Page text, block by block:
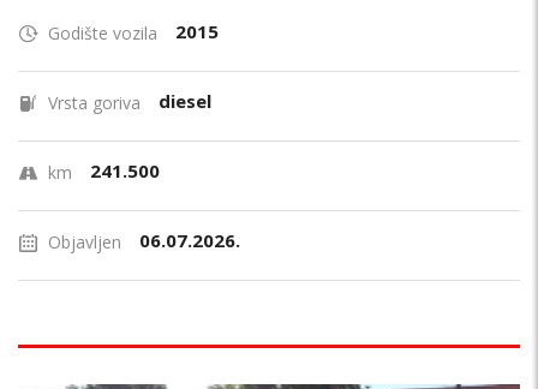
Godište vozila 2015
Vrsta goriva diesel
km 241.500
Objavljen 06.07.2026.